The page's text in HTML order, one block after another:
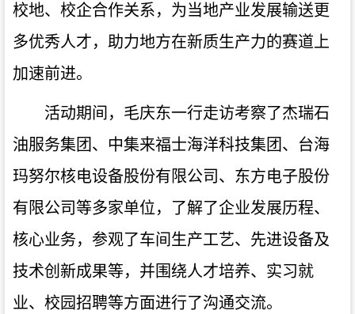
校地、校企合作关系，为当地产业发展输送更
多优秀人才，助力地方在新质生产力的赛道上
加速前进。
活动期间，毛庆东一行走访考察了杰瑞石
油服务集团、中集来福士海洋科技集团、台海
玛努尔核电设备股份有限公司、东方电子股份
有限公司等多家单位，了解了企业发展历程、
核心业务，参观了车间生产工艺、先进设备及
技术创新成果等，并围绕人才培养、实习就
业、校园招聘等方面进行了沟通交流。